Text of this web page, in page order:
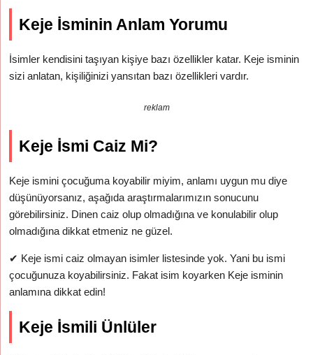
Keje İsminin Anlam Yorumu
İsimler kendisini taşıyan kişiye bazı özellikler katar. Keje isminin
sizi anlatan, kişiliğinizi yansıtan bazı özellikleri vardır.
reklam
Keje İsmi Caiz Mi?
Keje ismini çocuğuma koyabilir miyim, anlamı uygun mu diye
düşünüyorsanız, aşağıda araştırmalarımızın sonucunu
görebilirsiniz. Dinen caiz olup olmadığına ve konulabilir olup
olmadığına dikkat etmeniz ne güzel.
✔ Keje ismi caiz olmayan isimler listesinde yok. Yani bu ismi
çocuğunuza koyabilirsiniz. Fakat isim koyarken Keje isminin
anlamına dikkat edin!
Keje İsmili Ünlüler